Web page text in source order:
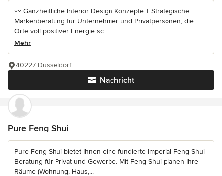
〰️ Ganzheitliche Interior Design Konzepte + Strategische
Markenberatung für Unternehmer und Privatpersonen, die
Orte voll positiver Energie sc...
Mehr
Nachricht
40227 Düsseldorf
Pure Feng Shui
Pure Feng Shui bietet Ihnen eine fundierte Imperial Feng Shui
Beratung für Privat und Gewerbe. Mit Feng Shui planen Ihre
Räume (Wohnung, Haus,...